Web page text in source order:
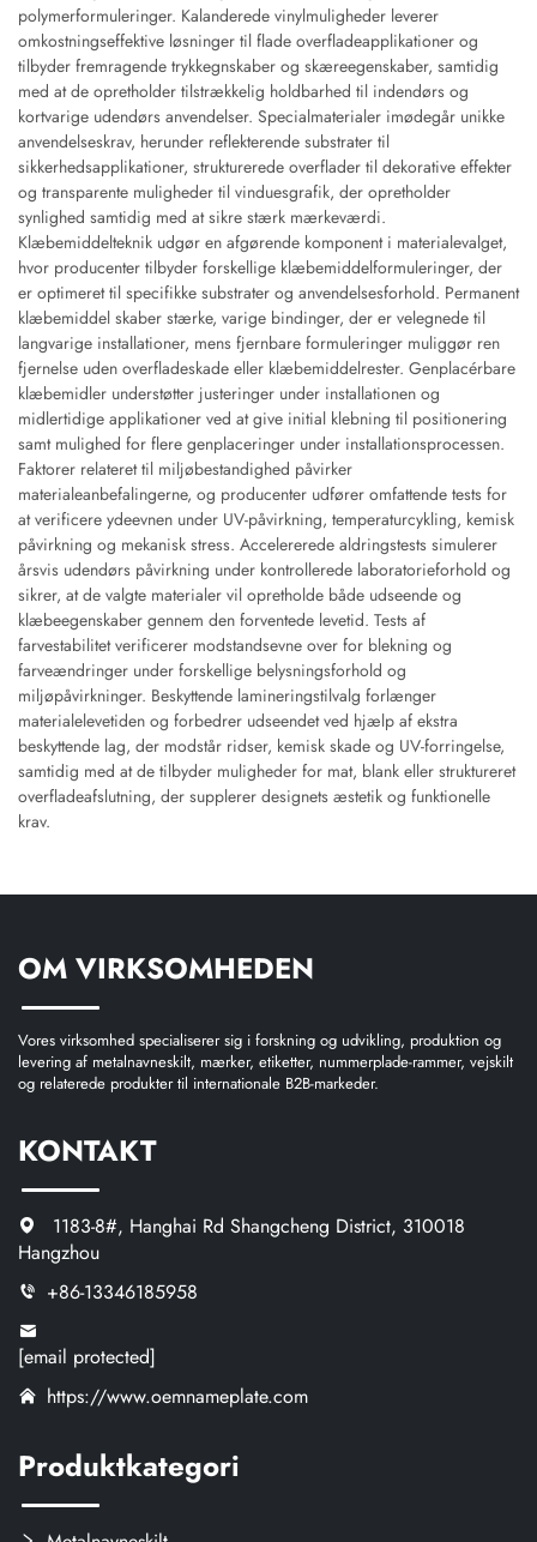
polymerformuleringer. Kalanderede vinylmuligheder leverer
omkostningseffektive løsninger til flade overfladeapplikationer og
tilbyder fremragende trykkegnskaber og skæreegenskaber, samtidig
med at de opretholder tilstrækkelig holdbarhed til indendørs og
kortvarige udendørs anvendelser. Specialmaterialer imødegår unikke
anvendelseskrav, herunder reflekterende substrater til
sikkerhedsapplikationer, strukturerede overflader til dekorative effekter
og transparente muligheder til vinduesgrafik, der opretholder
synlighed samtidig med at sikre stærk mærkeværdi.
Klæbemiddelteknik udgør en afgørende komponent i materialevalget,
hvor producenter tilbyder forskellige klæbemiddelformuleringer, der
er optimeret til specifikke substrater og anvendelsesforhold. Permanent
klæbemiddel skaber stærke, varige bindinger, der er velegnede til
langvarige installationer, mens fjernbare formuleringer muliggør ren
fjernelse uden overfladeskade eller klæbemiddelrester. Genplacérbare
klæbemidler understøtter justeringer under installationen og
midlertidige applikationer ved at give initial klebning til positionering
samt mulighed for flere genplaceringer under installationsprocessen.
Faktorer relateret til miljøbestandighed påvirker
materialeanbefalingerne, og producenter udfører omfattende tests for
at verificere ydeevnen under UV-påvirkning, temperaturcykling, kemisk
påvirkning og mekanisk stress. Accelererede aldringstests simulerer
årsvis udendørs påvirkning under kontrollerede laboratorieforhold og
sikrer, at de valgte materialer vil opretholde både udseende og
klæbeegenskaber gennem den forventede levetid. Tests af
farvestabilitet verificerer modstandsevne over for blekning og
farveændringer under forskellige belysningsforhold og
miljøpåvirkninger. Beskyttende lamineringstilvalg forlænger
materialelevetiden og forbedrer udseendet ved hjælp af ekstra
beskyttende lag, der modstår ridser, kemisk skade og UV-forringelse,
samtidig med at de tilbyder muligheder for mat, blank eller struktureret
overfladeafslutning, der supplerer designets æstetik og funktionelle
krav.
OM VIRKSOMHEDEN
Vores virksomhed specialiserer sig i forskning og udvikling, produktion og
levering af metalnavneskilt, mærker, etiketter, nummerplade-rammer, vejskilt
og relaterede produkter til internationale B2B-markeder.
KONTAKT
1183-8#, Hanghai Rd Shangcheng District, 310018
Hangzhou
+86-13346185958
[email protected]
https://www.oemnameplate.com
Produktkategori